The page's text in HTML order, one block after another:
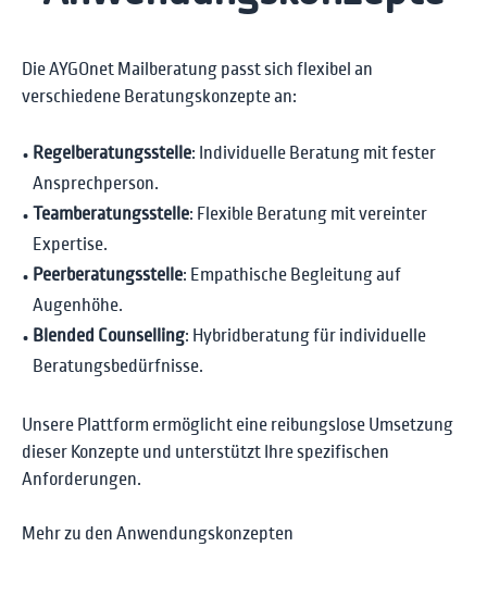
Die AYGOnet Mailberatung passt sich flexibel an
verschiedene Beratungskonzepte an:
Regelberatungsstelle: Individuelle Beratung mit fester
Ansprechperson.
Teamberatungsstelle: Flexible Beratung mit vereinter
Expertise.
Peerberatungsstelle: Empathische Begleitung auf
Augenhöhe.
Blended Counselling: Hybridberatung für individuelle
Beratungsbedürfnisse.
Unsere Plattform ermöglicht eine reibungslose Umsetzung
dieser Konzepte und unterstützt Ihre spezifischen
Anforderungen.
Mehr zu den Anwendungskonzepten